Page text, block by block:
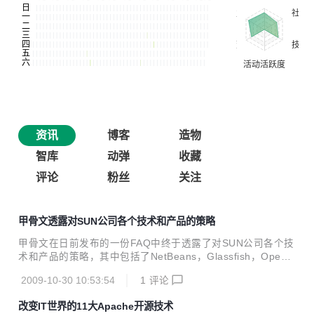
资讯 博客
造物
智库
动弹
收藏
评论
粉丝 关注
甲骨文透露对SUN公司各个技术和产品的策略
甲骨文在日前发布的一份FAQ中终于透露了对SUN公司各个技
术和产品的策略，其中包括了NetBeans，Glassfish，OpenO
PARC和Solaris都已经重申过多次了，但对这几个产品的策略
划吧。 NetBeans 甲骨文打算将NetBeans作为JDev
2009-10-30 10:53:54 1 评论
改变IT世界的11大Apache开源技术